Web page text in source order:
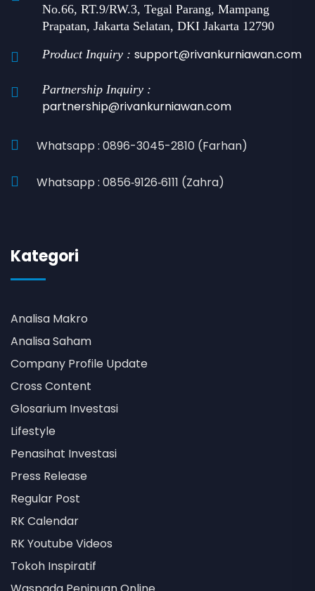
No.66, RT.9/RW.3, Tegal Parang, Mampang
Prapatan, Jakarta Selatan, DKI Jakarta 12790
Product Inquiry : support@rivankurniawan.com
Partnership Inquiry :
partnership@rivankurniawan.com
Whatsapp : 0896-3045-2810 (Farhan)
Whatsapp : 0856‑9126‑6111 (Zahra)
Kategori
Analisa Makro
Analisa Saham
Company Profile Update
Cross Content
Glosarium Investasi
Lifestyle
Penasihat Investasi
Press Release
Regular Post
RK Calendar
RK Youtube Videos
Tokoh Inspiratif